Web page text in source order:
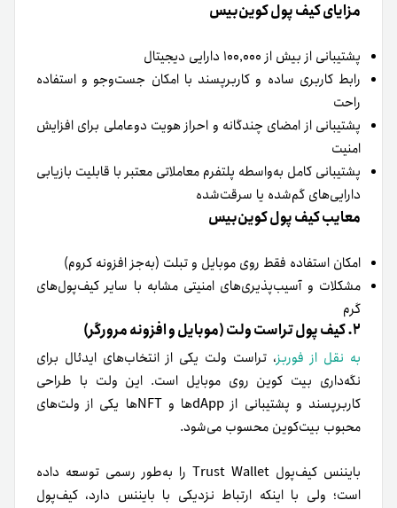
مزایای کیف پول کوین‌بیس
پشتیبانی از بیش از ۱۰۰٬۰۰۰ دارایی دیجیتال
رابط کاربری ساده و کاربرپسند با امکان جست‌وجو و استفاده
راحت
پشتیبانی از امضای چندگانه و احراز هویت دوعاملی برای افزایش
امنیت
پشتیبانی کامل به‌واسطه پلتفرم معاملاتی معتبر با قابلیت بازیابی
دارایی‌های گم‌شده یا سرقت‌شده
معایب کیف پول کوین‌بیس
امکان استفاده فقط روی موبایل و تبلت (به‌جز افزونه‌ کروم)
مشکلات و آسیب‌پذیری‌های امنیتی مشابه با سایر کیف‌پول‌های
گرم
۲. کیف پول تراست‌ ولت (موبایل و افزونه مرورگر)
به نقل از فوربز، تراست ولت یکی از انتخاب‌های ایدئال برای
نگه‌داری بیت کوین روی موبایل است. این ولت با طراحی
کاربرپسند و پشتیبانی از dAppها و NFTها یکی از ولت‌های
محبوب‌ بیت‌کوین محسوب می‌شود.
بایننس کیف‌پول Trust Wallet را به‌طور رسمی توسعه داده
است؛ ولی با اینکه ارتباط نزدیکی با بایننس دارد، کیف‌پول